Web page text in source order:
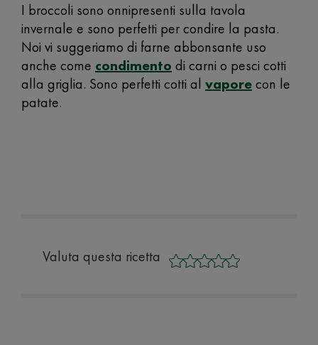
I broccoli sono onnipresenti sulla tavola
invernale e sono perfetti per condire la pasta.
Noi vi suggeriamo di farne abbonsante uso
anche come condimento di carni o pesci cotti
alla griglia. Sono perfetti cotti al vaporecon le
patate.
Valuta questa ricetta